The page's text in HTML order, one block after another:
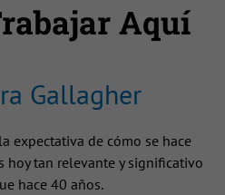
Aquí
Gallagher
expectativa de cómo se hace
hoy tan relevante y significativo
hace 40 años.